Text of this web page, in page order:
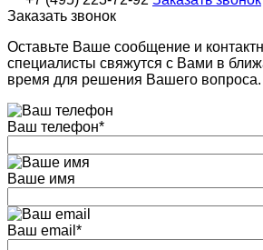
Заказать звонок
Оставьте Ваше сообщение и
специалисты свяжутся с Вами в
время для решения Вашего вопроса.
Ваш телефон*
Ваше имя
Ваш email *